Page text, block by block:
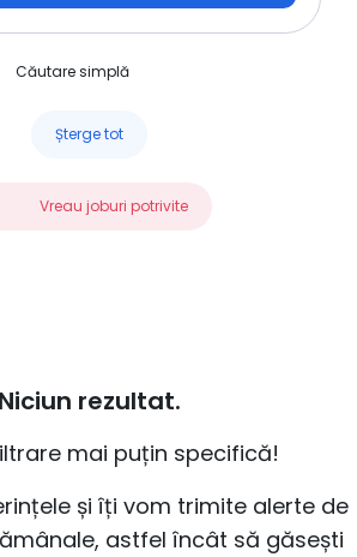
Căutare simplă
Șterge tot
Vreau joburi potrivite
Niciun rezultat.
mai puțin specifică!
și îți vom trimite alerte de
astfel încât să găsești